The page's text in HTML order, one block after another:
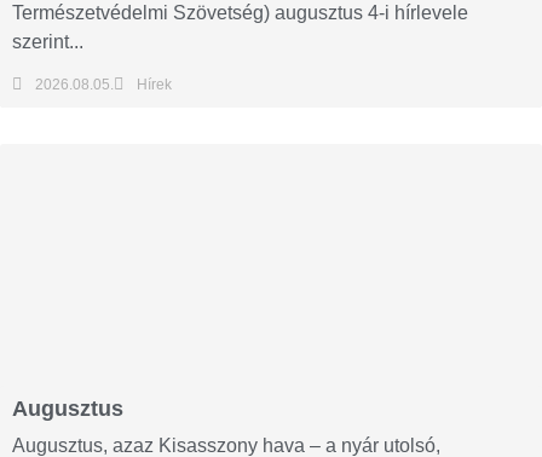
Természetvédelmi Szövetség) augusztus 4-i hírlevele
szerint...
2026.08.05. Hírek
Augusztus
Augusztus, azaz Kisasszony hava – a nyár utolsó,